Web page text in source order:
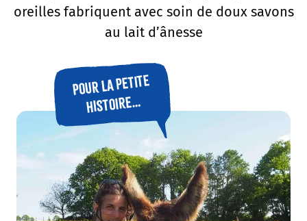
oreilles fabriquent avec soin de doux savons
au lait d’ânesse
Pour la petite
histoire…